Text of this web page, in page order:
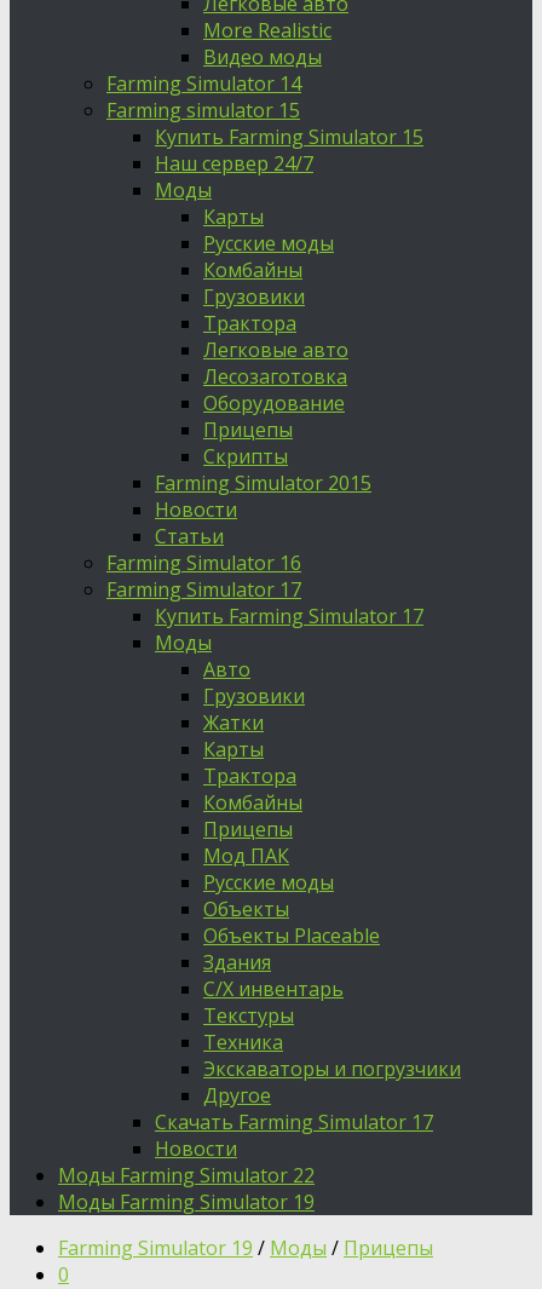
More Realistic
Видео моды
Farming Simulator 14
Farming simulator 15
Купить Farming Simulator 15
Наш сервер 24/7
Моды
Карты
Русские моды
Комбайны
Грузовики
Трактора
Легковые авто
Лесозаготовка
Оборудование
Прицепы
Скрипты
Farming Simulator 2015
Новости
Статьи
Farming Simulator 16
Farming Simulator 17
Купить Farming Simulator 17
Моды
Авто
Грузовики
Жатки
Карты
Трактора
Комбайны
Прицепы
Мод ПАК
Русские моды
Объекты
Объекты Placeable
Здания
С/Х инвентарь
Текстуры
Техника
Экскаваторы и погрузчики
Другое
Скачать Farming Simulator 17
Новости
Моды Farming Simulator 22
Моды Farming Simulator 19
Farming Simulator 19 / Моды / Прицепы
0